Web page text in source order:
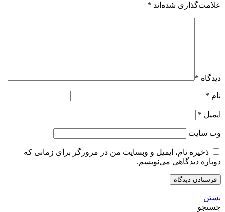
علامت‌گذاری شده‌اند *
دیدگاه *
نام *
ایمیل *
وب‌ سایت
ذخیره نام، ایمیل و وبسایت من در مرورگر برای زمانی که
دوباره دیدگاهی می‌نویسم.
بستن
جستجو